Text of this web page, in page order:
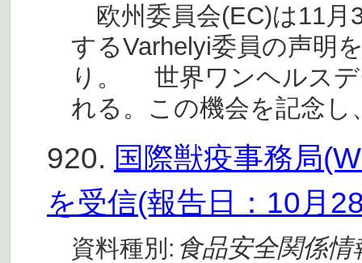
欧州委員会(EC)は11月
するVarhelyi委員の声明
り。 世界ワンヘルスデ
れる。この機会を記念し
920. 国際獣疫事務局
を受信(報告日：10月
資料種別: 食品安全関係情